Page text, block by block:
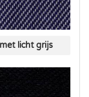
licht grijs